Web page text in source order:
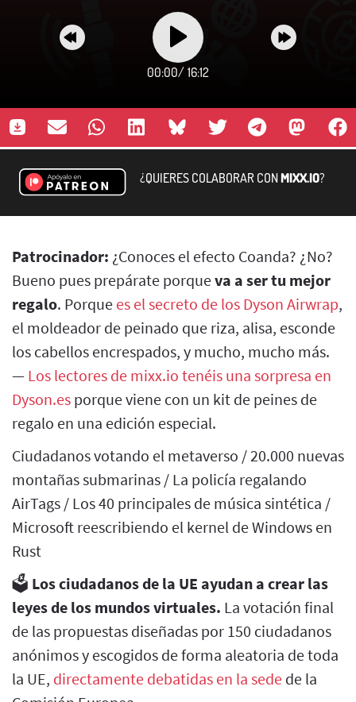
00:00/ 16:12
¿QUIERES COLABORAR CONMIXX.IO?
Patrocinador: ¿Conoces el efecto Coanda? ¿No?
Bueno pues prepárate porqueva a ser tu mejor
regalo. Porque es el secreto de los Dyson Airwrap,
el moldeador de peinado que riza, alisa, esconde
los cabellos encrespados, y mucho, mucho más.
— Los lectores de mixx.io tenéis una sorpresa en
Dyson.es porque viene con un kit de peines de
regalo en una edición especial.
Ciudadanos votando el metaverso / 20.000 nuevas
montañas submarinas / La policía regalando
AirTags / Los 40 principales de música sintética /
Microsoft reescribiendo el kernel de Windows en
Rust
🗳️ Los ciudadanos de la UE ayudan a crear las
leyes de los mundos virtuales. La votación final
de las propuestas diseñadas por 150 ciudadanos
anónimos y escogidos de forma aleatoria de toda
la UE, directamente debatidas en la sede de la